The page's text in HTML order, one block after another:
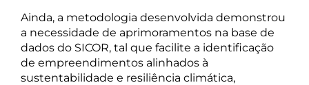
Ainda, a metodologia desenvolvida demonstrou
a necessidade de aprimoramentos na base de
dados do SICOR, tal que facilite a identificação
de empreendimentos alinhados à
sustentabilidade e resiliência climática,